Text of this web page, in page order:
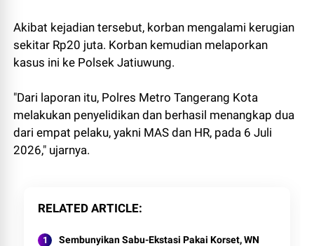
Akibat kejadian tersebut, korban mengalami kerugian
sekitar Rp20 juta. Korban kemudian melaporkan
kasus ini ke Polsek Jatiuwung.
"Dari laporan itu, Polres Metro Tangerang Kota
melakukan penyelidikan dan berhasil menangkap dua
dari empat pelaku, yakni MAS dan HR, pada 6 Juli
2026," ujarnya.
RELATED ARTICLE
Sembunyikan Sabu-Ekstasi Pakai Korset, WN